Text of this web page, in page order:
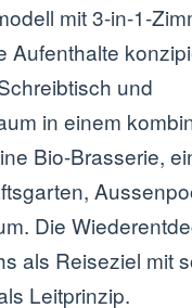
mit 3-in-1-
Aufenthalte
und
in einem
Bio-Brasserie,
Die
als Reiseziel mit
Leitprinzip.